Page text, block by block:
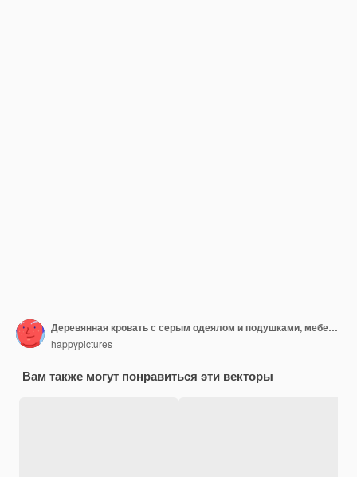
Деревянная кровать с серым одеялом и подушками, мебель для спальни, элемент дизайна интерьера, векторная иллюстрация на белом фоне
happypictures
Вам также могут понравиться эти векторы